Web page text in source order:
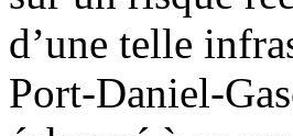
d’une telle
Port-Daniel-